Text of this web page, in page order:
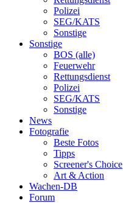
Polizei
SEG/KATS
Sonstige
Sonstige
BOS (alle)
Feuerwehr
Rettungsdienst
Polizei
SEG/KATS
Sonstige
News
Fotografie
Beste Fotos
Tipps
Screener's Choice
Art & Action
Wachen-DB
Forum